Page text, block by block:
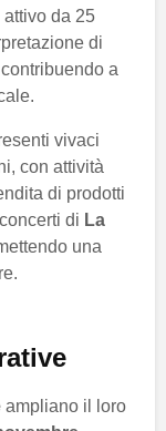
da 25
di
a
vivaci
con attività
di prodotti
di La
una
ampliano il loro